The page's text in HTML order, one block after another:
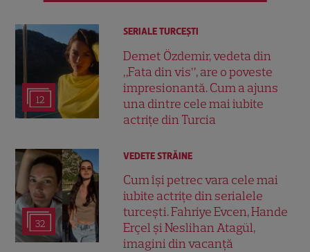
12
SERIALE TURCEŞTI
Demet Özdemir, vedeta din
„Fata din vis”, are o poveste
impresionantă. Cum a ajuns
una dintre cele mai iubite
actrițe din Turcia
32
VEDETE STRĂINE
Cum își petrec vara cele mai
iubite actrițe din serialele
turcești. Fahriye Evcen, Hande
Erçel și Neslihan Atagül,
imagini din vacanță